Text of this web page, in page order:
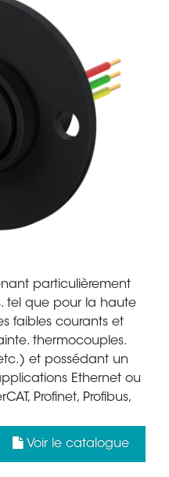
particulièrement
tel que pour la haute
faibles courants et
thermocouples.
et possédant un
Ethernet ou
Profinet, Profibus,
Voir le catalogue